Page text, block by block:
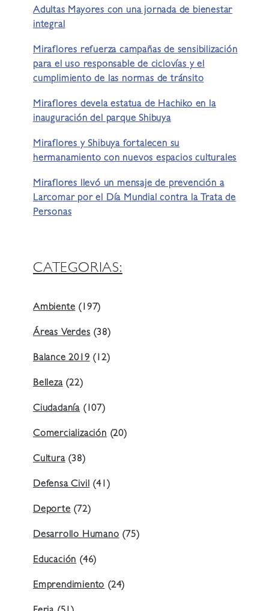
Adultas Mayores con una jornada de bienestar
integral
Miraflores refuerza campañas de sensibilización
para el uso responsable de ciclovías y el
cumplimiento de las normas de tránsito
Miraflores devela estatua de Hachiko en la
inauguración del parque Shibuya
Miraflores y Shibuya fortalecen su
hermanamiento con nuevos espacios culturales
Miraflores llevó un mensaje de prevención a
Larcomar por el Día Mundial contra la Trata de
Personas
CATEGORIAS:
Ambiente (197)
Áreas Verdes (38)
Balance 2019 (12)
Belleza(22)
Ciudadanía (107)
Comercialización (20)
Cultura(38)
Defensa Civil (41)
Deporte (72)
Desarrollo Humano (75)
Educación (46)
Emprendimiento (24)